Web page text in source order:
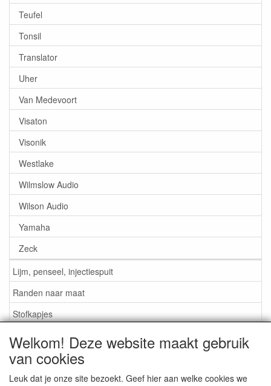
Teufel
Tonsil
Translator
Uher
Van Medevoort
Visaton
Visonik
Westlake
Wilmslow Audio
Wilson Audio
Yamaha
Zeck
Lijm, penseel, injectiespuit
Randen naar maat
Stofkapjes
Informatie
Welkom! Deze website maakt gebruik
van cookies
Leuk dat je onze site bezoekt. Geef hier aan welke cookies we